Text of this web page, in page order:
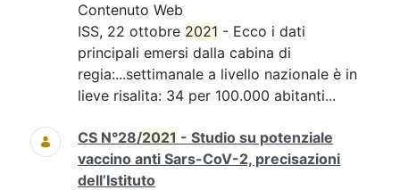
Contenuto Web
ISS, 22 ottobre 2021 - Ecco i dati
principali emersi dalla cabina di
regia:...settimanale a livello nazionale è in
lieve risalita: 34 per 100.000 abitanti...
CS N°28/2021 - Studio su potenziale
vaccino anti Sars-CoV-2, precisazioni
dell’Istituto